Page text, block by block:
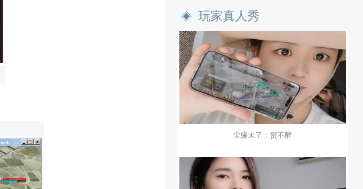
玩家真人秀
尘缘未了：贺不醉